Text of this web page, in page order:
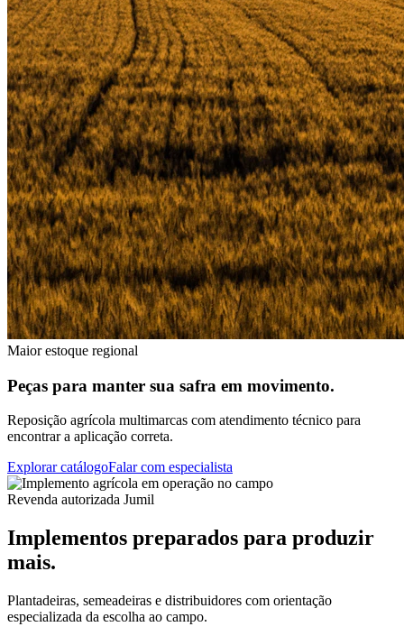
Maior estoque regional
Peças para manter sua safra em movimento.
Reposição agrícola multimarcas com atendimento técnico para
encontrar a aplicação correta.
Explorar catálogoFalar com especialista
Revenda autorizada Jumil
Implementos preparados para produzir
mais.
Plantadeiras, semeadeiras e distribuidores com orientação
especializada da escolha ao campo.